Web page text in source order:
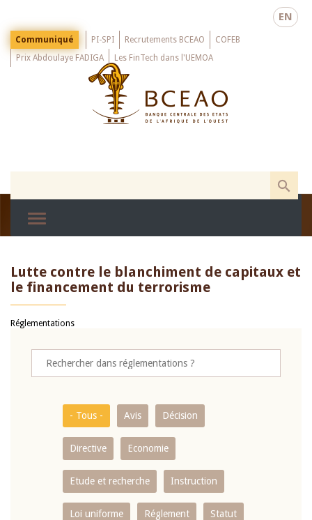
main
content
EN
Menu
Top
Communiqué PI-SPI Recrutements BCEAO
COFEB
Prix Abdoulaye FADIGA
Les FinTech dans l'UEMOA
Lutte contre le blanchiment de capitaux et
le financement du terrorisme
Réglementations
- Tous - Avis Décision
Directive Economie
Etude et recherche Instruction
Loi uniforme Réglement Statut